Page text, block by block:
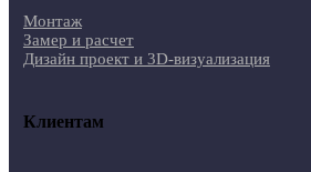
Монтаж
Замер и расчет
Дизайн проект и 3D-визуализация
Клиентам